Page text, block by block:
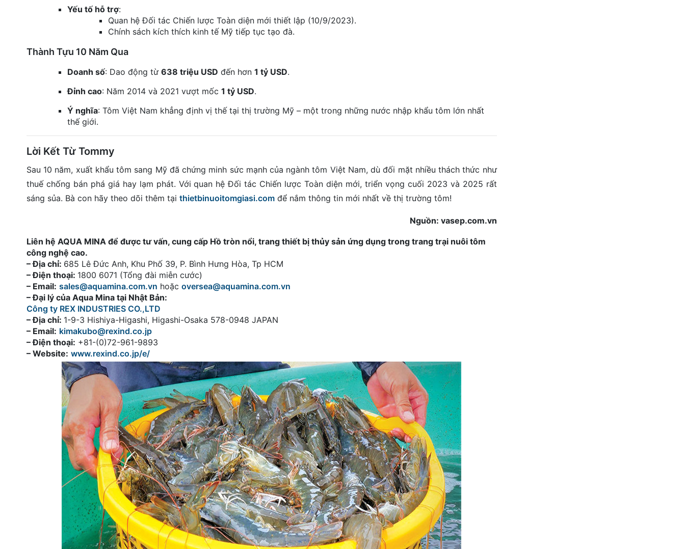
Yếu tố hỗ trợ:
Quan hệ Đối tác Chiến lược Toàn diện mới thiết lập (10/9/2023).
Chính sách kích thích kinh tế Mỹ tiếp tục tạo đà.
Thành Tựu 10 Năm Qua
Doanh số: Dao động từ 638 triệu USD đến hơn 1 tỷ USD.
Đỉnh cao: Năm 2014 và 2021 vượt mốc 1 tỷ USD.
Ý nghĩa: Tôm Việt Nam khẳng định vị thế tại thị trường Mỹ – một trong những nước nhập khẩu tôm lớn nhất
thế giới.
Lời Kết Từ Tommy
Sau 10 năm, xuất khẩu tôm sang Mỹ đã chứng minh sức mạnh của ngành tôm Việt Nam, dù đối mặt nhiều thách thức như
thuế chống bán phá giá hay lạm phát. Với quan hệ Đối tác Chiến lược Toàn diện mới, triển vọng cuối 2023 và 2025 rất
sáng sủa. Bà con hãy theo dõi thêm tại thietbinuoitomgiasi.com để nắm thông tin mới nhất về thị trường tôm!
Nguồn: vasep.com.vn
Liên hệ AQUA MINA để được tư vấn, cung cấp Hồ tròn nổi, trang thiết bị thủy sản ứng dụng trong trang trại nuôi tôm
công nghệ cao.
– Địa chỉ: 685 Lê Đức Anh, Khu Phố 39, P. Bình Hưng Hòa, Tp HCM
– Điện thoại: 1800 6071 (Tổng đài miễn cước)
– Email: sales@aquamina.com.vn hoặc oversea@aquamina.com.vn
– Đại lý của Aqua Mina tại Nhật Bản:
Công ty REX INDUSTRIES CO.,LTD
– Địa chỉ: 1-9-3 Hishiya-Higashi, Higashi-Osaka 578-0948 JAPAN
– Email: kimakubo@rexind.co.jp
– Điện thoại: +81-(0)72-961-9893
– Website: www.rexind.co.jp/e/